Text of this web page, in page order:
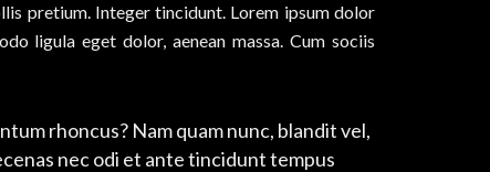
pretium. Integer tincidunt. Lorem ipsum dolor
ligula eget dolor, aenean massa. Cum sociis
rhoncus? Nam quam nunc, blandit vel,
nec odi et ante tincidunt tempus